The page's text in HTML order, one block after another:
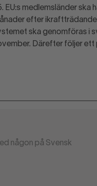
medlemsländer ska
efter
ska genomföras i
Därefter följer
någon på Svensk